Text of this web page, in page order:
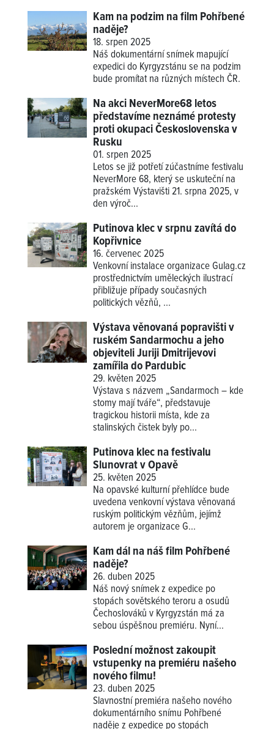
Kam na podzim na film Pohřbené
naděje?
18. srpen 2025
Náš dokumentární snímek mapující
expedici do Kyrgyzstánu se na podzim
bude promítat na různých místech ČR.
Na akci NeverMore68 letos
představíme neznámé protesty
proti okupaci Československa v
Rusku
01. srpen 2025
Letos se již potřetí zúčastníme festivalu
NeverMore 68, který se uskuteční na
pražském Výstavišti 21. srpna 2025, v
den výroč...
Putinova klec v srpnu zavítá do
Kopřivnice
16. červenec 2025
Venkovní instalace organizace Gulag.cz
prostřednictvím uměleckých ilustrací
přibližuje případy současných
politických vězňů, ...
Výstava věnovaná popravišti v
ruském Sandarmochu a jeho
objeviteli Juriji Dmitrijevovi
zamířila do Pardubic
29. květen 2025
Výstava s názvem „Sandarmoch – kde
stomy mají tváře“, představuje
tragickou historii místa, kde za
stalinských čistek byly po...
Putinova klec na festivalu
Slunovrat v Opavě
25. květen 2025
Na opavské kulturní přehlídce bude
uvedena venkovní výstava věnovaná
ruským politickým vězňům, jejímž
autorem je organizace G...
Kam dál na náš film Pohřbené
naděje?
26. duben 2025
Náš nový snímek z expedice po
stopách sovětského teroru a osudů
Čechoslováků v Kyrgyzstán má za
sebou úspěšnou premiéru. Nyní...
Poslední možnost zakoupit
vstupenky na premiéru našeho
nového filmu!
23. duben 2025
Slavnostní premiéra našeho nového
dokumentárního snímu Pohřbené
naděje z expedice po stopách